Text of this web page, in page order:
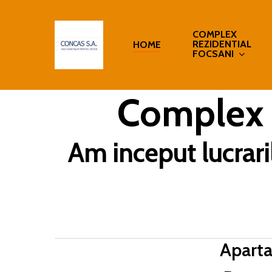
HOME
COMPLEX
REZIDENTIAL
FOCSANI
Complex
Am inceput